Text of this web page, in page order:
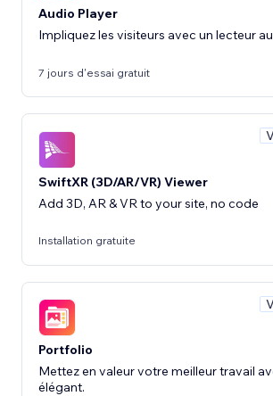
Audio Player
Impliquez les visiteurs avec un lecteur
7 jours d'essai gratuit
SwiftXR (3D/AR/VR) Viewer
Add 3D, AR & VR to your site, no code
Installation gratuite
Portfolio
Mettez en valeur votre meilleur travail
élégant.